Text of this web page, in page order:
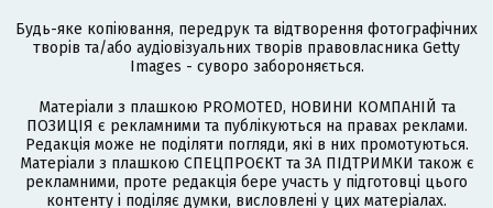
Будь-яке копіювання, передрук та відтворення фотографічних
творів та/або аудіовізуальних творів правовласника Getty
Images - суворо забороняється.
Матеріали з плашкою PROMOTED, НОВИНИ КОМПАНІЙ та
ПОЗИЦІЯ є рекламними та публікуються на правах реклами.
Редакція може не поділяти погляди, які в них промотуються.
Матеріали з плашкою СПЕЦПРОЄКТ та ЗА ПІДТРИМКИ також є
рекламними, проте редакція бере участь у підготовці цього
контенту і поділяє думки, висловлені у цих матеріалах.